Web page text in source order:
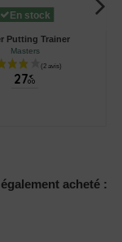
En stock
Putting Trainer
Masters
27 €
00
acheté :